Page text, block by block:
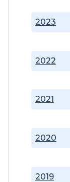
2019
2020
2021
2022
2023